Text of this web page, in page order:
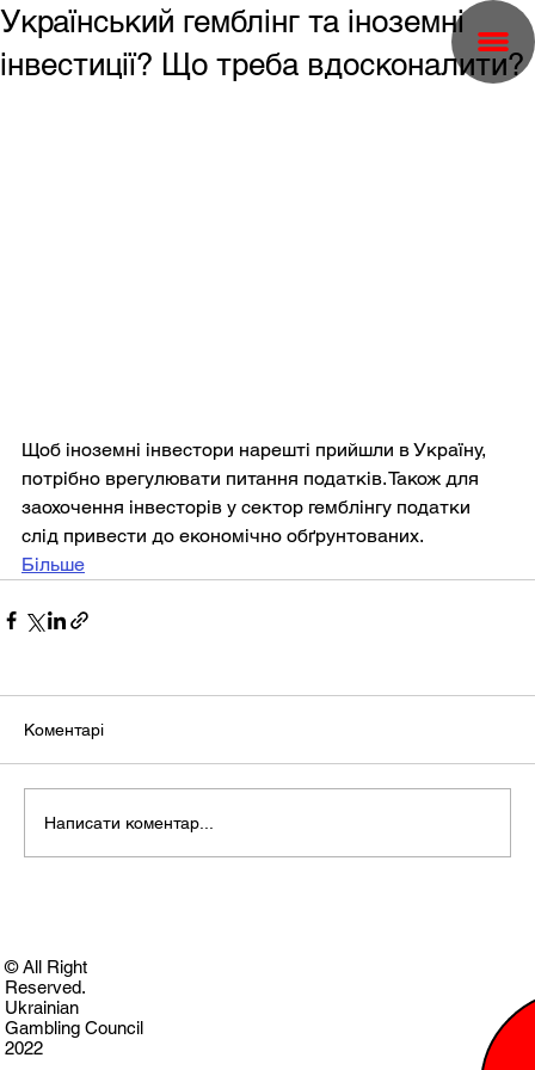
Український гемблінг та іноземні
інвестиції? Що треба вдосконалити?
Щоб іноземні інвестори нарешті прийшли в Україну,
потрібно врегулювати питання податків. Також для
заохочення інвесторів у сектор гемблінгу податки
слід привести до економічно обґрунтованих.
Більше
Коментарі
Написати коментар...
© All Right
Reserved.
Ukrainian
Gambling Council
2022